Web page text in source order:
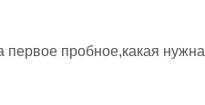
первое пробное,какая